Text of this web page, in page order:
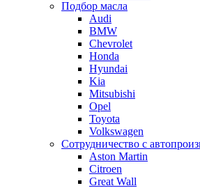
Подбор масла
Audi
BMW
Chevrolet
Honda
Hyundai
Kia
Mitsubishi
Opel
Toyota
Volkswagen
Сотрудничество с
Aston Martin
Citroen
Great Wall